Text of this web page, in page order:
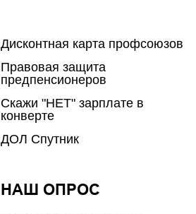
Дисконтная карта профсоюзов
Правовая защита
предпенсионеров
Скажи "НЕТ" зарплате в
конверте
ДОЛ Спутник
НАШ ОПРОС